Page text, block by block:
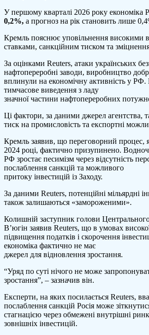
У першому кварталі 2026 року економіка
0,2%, а прогноз на рік становить лише
Кремль пояснює уповільнення високими
ставками, санкційним тиском та
За оцінками Reuters, атаки українських
нафтопереробні заводи, виробництво
вплинули на економічну активність у РФ.
тимчасове виведення з ладу
значної частини нафтопереробних
Ці фактори, за даними джерел агентства,
тиск на промисловість та експортні
Кремль заявив, що переговорний процес,
2024 році, фактично призупинено.
РФ зростає песимізм через відсутність
послаблення санкцій та можливого
притоку інвестицій із Заходу.
За даними Reuters, потенційні мільярдні
також залишаються «замороженими».
Колишній заступник голови
В’югін заявив Reuters, що в умовах
підвищення податків і скорочення
економіка фактично не має
джерел для відновлення зростання.
“Уряд по суті нічого не може
зростання”, – зазначив він.
Експерти, на яких посилається Reuters,
послаблення санкцій Росія може
стагнацією через обмежені внутрішні
зовнішніх інвестицій.